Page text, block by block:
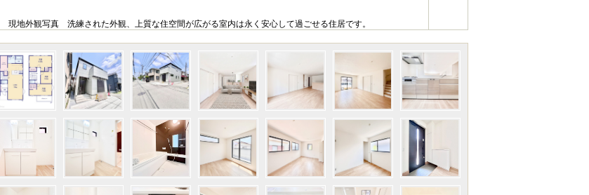
現地外観写真 洗練された外観、上質な住空間が広がる室内は永く安心して過ごせる住居です。